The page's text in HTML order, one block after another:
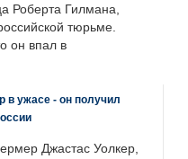
Роберта Гилмана,
тюрьме.
он впал в
в ужасе - он получил
Джастас Уолкер,